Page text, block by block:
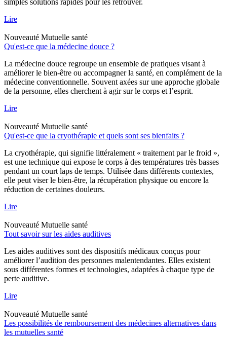
Lire
Nouveauté Mutuelle santé
Qu'est-ce que la médecine douce ?
La médecine douce regroupe un ensemble de pratiques visant à
améliorer le bien-être ou accompagner la santé, en complément de la
médecine conventionnelle. Souvent axées sur une approche globale
de la personne, elles cherchent à agir sur le corps et l’esprit.
Lire
Nouveauté Mutuelle santé
Qu'est-ce que la cryothérapie et quels sont ses bienfaits ?
La cryothérapie, qui signifie littéralement « traitement par le froid »,
est une technique qui expose le corps à des températures très basses
pendant un court laps de temps. Utilisée dans différents contextes,
elle peut viser le bien-être, la récupération physique ou encore la
réduction de certaines douleurs.
Lire
Nouveauté Mutuelle santé
Tout savoir sur les aides auditives
Les aides auditives sont des dispositifs médicaux conçus pour
améliorer l’audition des personnes malentendantes. Elles existent
sous différentes formes et technologies, adaptées à chaque type de
perte auditive.
Lire
Nouveauté Mutuelle santé
Les possibilités de remboursement des médecines alternatives dans
les mutuelles santé